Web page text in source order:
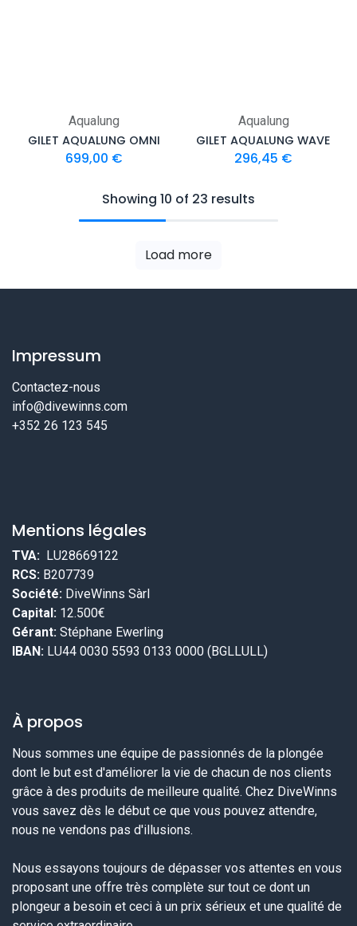
Aqualung
GILET AQUALUNG OMNI
699,00 €
Aqualung
GILET AQUALUNG WAVE
296,45 €
Showing 10 of 23 results
Load more
Impressum
Contactez-nous
info@divewinns.com
+352 26 123 545
Mentions légales
TVA: LU28669122
RCS: B207739
Société: DiveWinns Sàrl
Capital: 12.500€
Gérant: Stéphane Ewerling
IBAN: LU44 0030 5593 0133 0000 (BGLLULL)
À propos
Nous sommes une équipe de passionnés de la plongée
dont le but est d'améliorer la vie de chacun de nos clients
grâce à des produits de meilleure qualité. Chez DiveWinns
vous savez dès le début ce que vous pouvez attendre,
nous ne vendons pas d'illusions.
Nous essayons toujours de dépasser vos attentes en vous
proposant une offre très complète sur tout ce dont un
plongeur a besoin et ceci à un prix sérieux et une qualité de